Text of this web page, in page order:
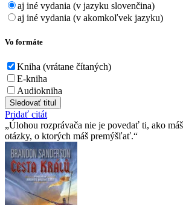
aj iné vydania (v jazyku slovenčina)
aj iné vydania (v akomkoľvek jazyku)
Vo formáte
Kniha (vrátane čítaných)
E-kniha
Audiokniha
Sledovať titul
Pridať citát
Úlohou rozprávača nie je povedať ti, ako
otázky, o ktorých máš premýšľať.